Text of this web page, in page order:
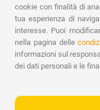
Passeggio
Igiene
Mamma e
Kit baby set
cookie con finalità di
tua esperienza di
interesse. Puoi
nella pagina delle
informazioni sul
dei dati personali e le